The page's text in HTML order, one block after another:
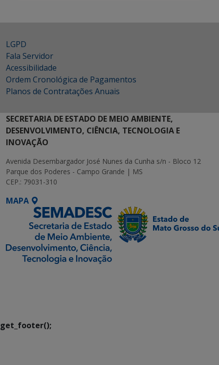
LGPD
Fala Servidor
Acessibilidade
Ordem Cronológica de Pagamentos
Planos de Contratações Anuais
SECRETARIA DE ESTADO DE MEIO AMBIENTE,
DESENVOLVIMENTO, CIÊNCIA, TECNOLOGIA E
INOVAÇÃO
Avenida Desembargador José Nunes da Cunha s/n - Bloco 12
Parque dos Poderes - Campo Grande | MS
CEP.: 79031-310
MAPA
get_footer();